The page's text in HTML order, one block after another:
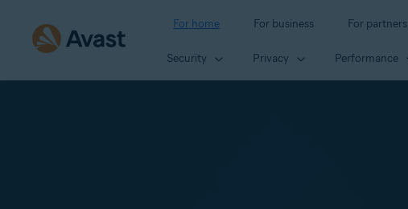
For home For business For partners
Security Privacy Performance